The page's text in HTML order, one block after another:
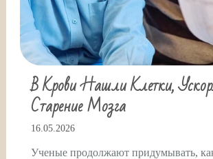
В Крови Нашли Клетки,
Старение Мозга
16.05.2026
Ученые продолжают придумывать,